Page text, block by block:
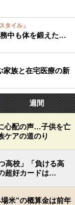
タイル」
中も体を鍛えた…
家族と在宅医療の新
週間
心配の声…子供を亡
ケアの道のり
高校」「負ける高
超好カードは…
米”の概算金は前年